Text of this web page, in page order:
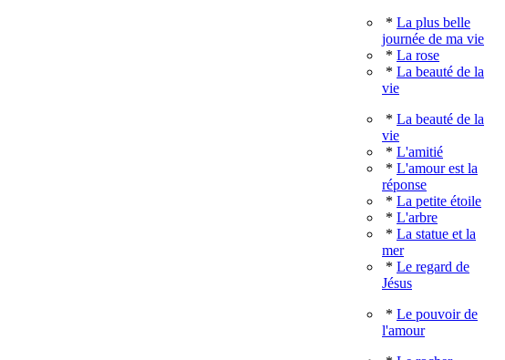
* La plus belle
journée de ma vie
* La rose
* La beauté de la
vie
* La beauté de la
vie
* L'amitié
* L'amour est la
réponse
* La petite étoile
* L'arbre
* La statue et la
mer
* Le regard de
Jésus
* Le pouvoir de
l'amour